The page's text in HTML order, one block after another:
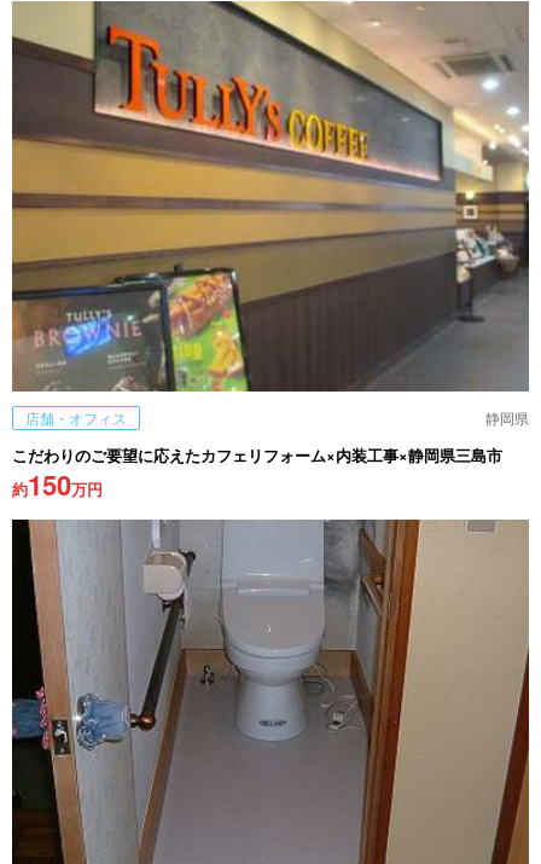
店舗・オフィス 静岡県
こだわりのご要望に応えたカフェリフォーム×内装工事×静岡県三島市
約150万円